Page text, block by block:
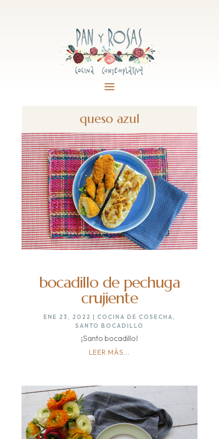
queso azul
bocadillo de pechuga
crujiente
ENE 23, 2022 | COCINA DE COSECHA
SANTO BOCADILLO
¡Santo bocadillo!
LEER MÁS...